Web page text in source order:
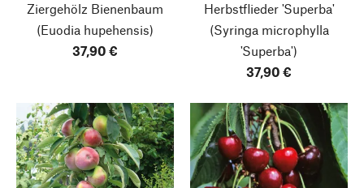
Ziergehölz Bienenbaum
(Euodia hupehensis)
37,90 €
Herbstflieder 'Superba'
(Syringa microphylla
'Superba')
37,90 €